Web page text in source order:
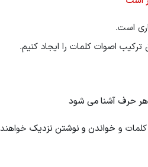
است.
اصوات کلمات را ایجاد کنیم.
هر حرف آشنا می شود
و خواندن و نوشتن نزدیک